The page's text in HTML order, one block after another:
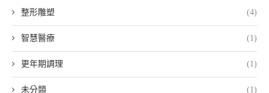
整形雕塑 (4)
智慧醫療 (1)
更年期調理 (1)
未分類 (1)